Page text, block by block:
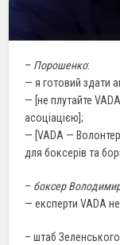
– Порошенко:
— я готовий здати
— [не плутайте
асоціацією];
— [VADA —
для боксерів та
– боксер
— експерти VADA
– штаб